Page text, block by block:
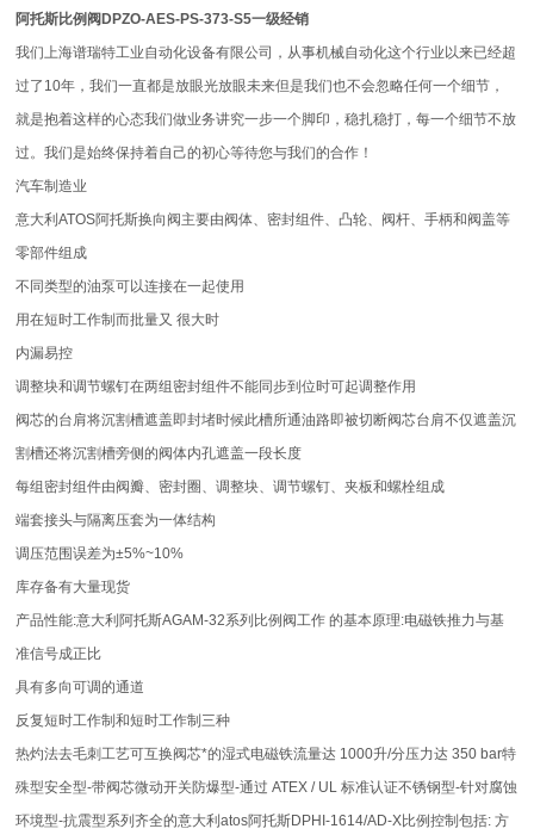
阿托斯比例阀DPZO-AES-PS-373-S5一级经销
我们上海谱瑞特工业自动化设备有限公司，从事机械自动化这个行业以来已经超
过了10年，我们一直都是放眼光放眼未来但是我们也不会忽略任何一个细节，
就是抱着这样的心态我们做业务讲究一步一个脚印，稳扎稳打，每一个细节不放
过。我们是始终保持着自己的初心等待您与我们的合作！
汽车制造业
意大利ATOS阿托斯换向阀主要由阀体、密封组件、凸轮、阀杆、手柄和阀盖等
零部件组成
不同类型的油泵可以连接在一起使用
用在短时工作制而批量又 很大时
内漏易控
调整块和调节螺钉在两组密封组件不能同步到位时可起调整作用
阀芯的台肩将沉割槽遮盖即封堵时候此槽所通油路即被切断阀芯台肩不仅遮盖沉
割槽还将沉割槽旁侧的阀体内孔遮盖一段长度
每组密封组件由阀瓣、密封圈、调整块、调节螺钉、夹板和螺栓组成
端套接头与隔离压套为一体结构
调压范围误差为±5%~10%
库存备有大量现货
产品性能:意大利阿托斯AGAM-32系列比例阀工作 的基本原理:电磁铁推力与基
准信号成正比
具有多向可调的通道
反复短时工作制和短时工作制三种
热灼法去毛刺工艺可互换阀芯*的湿式电磁铁流量达 1000升/分压力达 350 bar特
殊型安全型-带阀芯微动开关防爆型-通过 ATEX / UL 标准认证不锈钢型-针对腐蚀
环境型-抗震型系列齐全的意大利atos阿托斯DPHI-1614/AD-X比例控制包括: 方